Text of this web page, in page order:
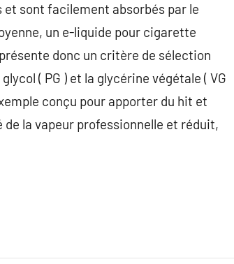
sont facilement absorbés par le
un e-liquide pour cigarette
donc un critère de sélection
( PG ) et la glycérine végétale ( VG
conçu pour apporter du hit et
de la vapeur professionnelle et réduit,